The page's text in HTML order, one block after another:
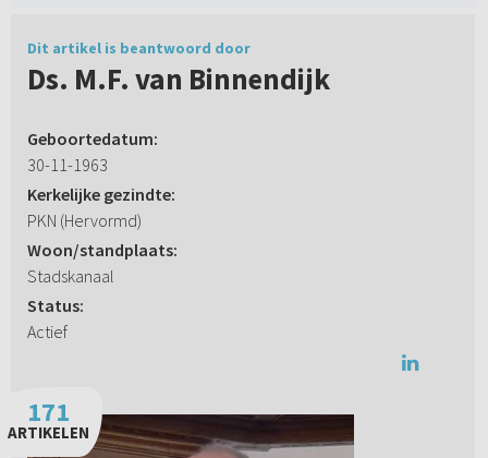
Dit artikel is beantwoord door
Ds. M.F. van Binnendijk
Geboortedatum:
30-11-1963
Kerkelijke gezindte:
PKN (Hervormd)
Woon/standplaats:
Stadskanaal
Status:
Actief
171
ARTIKELEN